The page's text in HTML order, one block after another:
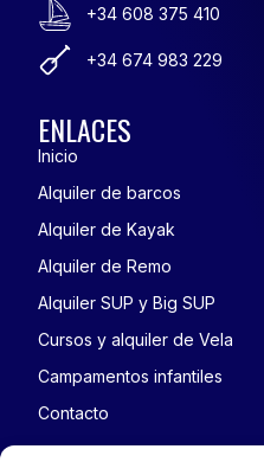
+34 608 375 410
+34 674 983 229
ENLACES
Inicio
Alquiler de barcos
Alquiler de Kayak
Alquiler de Remo
Alquiler SUP y Big SUP
Cursos y alquiler de Vela
Campamentos infantiles
Contacto